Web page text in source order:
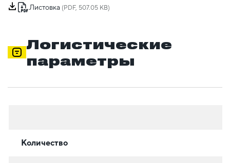
Листовка (PDF, 507.05 KB)
Логистические
параметры
Количество